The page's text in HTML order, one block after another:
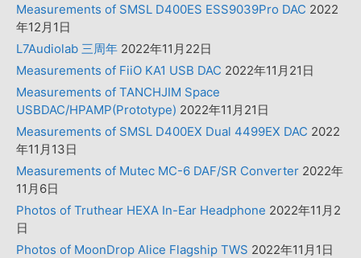
Measurements of SMSL D400ES ESS9039Pro DAC 2022
年12月1日
L7Audiolab 三周年 2022年11月22日
Measurements of FiiO KA1 USB DAC 2022年11月21日
Measurements of TANCHJIM Space
USBDAC/HPAMP(Prototype) 2022年11月21日
Measurements of SMSL D400EX Dual 4499EX DAC 2022
年11月13日
Measurements of Mutec MC-6 DAF/SR Converter 2022年
11月6日
Photos of Truthear HEXA In-Ear Headphone 2022年11月2
日
Photos of MoonDrop Alice Flagship TWS 2022年11月1日